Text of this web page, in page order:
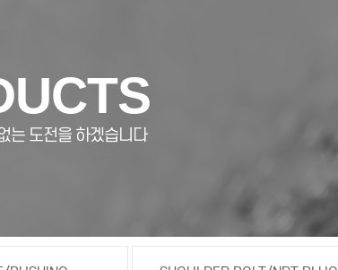
는 도전을 하겠습니다